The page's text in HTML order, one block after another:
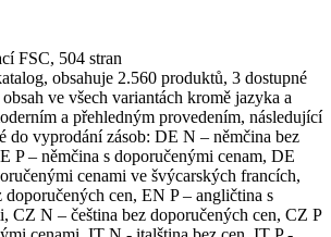
FSC, 504 stran
obsahuje 2.560 produktů, 3 dostupné
ve všech variantách kromě jazyka a
a přehledným provedením, následující
do vyprodání zásob: DE N – němčina bez
P – němčina s doporučenými cenam, DE
cenami ve švýcarských francích,
cen, EN P – angličtina s
CZ N – čeština bez doporučených cen, CZ P